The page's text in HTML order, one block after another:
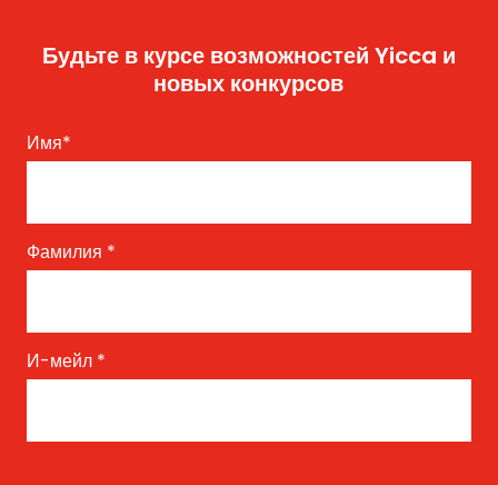
Будьте в курсе возможностей Yicca и
новых конкурсов
Имя*
Фамилия *
И-мейл *